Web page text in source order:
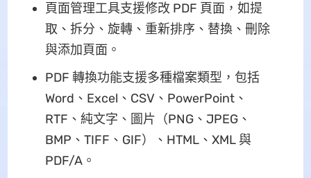
頁面管理工具支援修改 PDF 頁面，如提
取、拆分、旋轉、重新排序、替換、刪除
與添加頁面。
PDF 轉換功能支援多種檔案類型，包括
Word、Excel、CSV、PowerPoint、
RTF、純文字、圖片（PNG、JPEG、
BMP、TIFF、GIF）、HTML、XML 與
PDF/A。